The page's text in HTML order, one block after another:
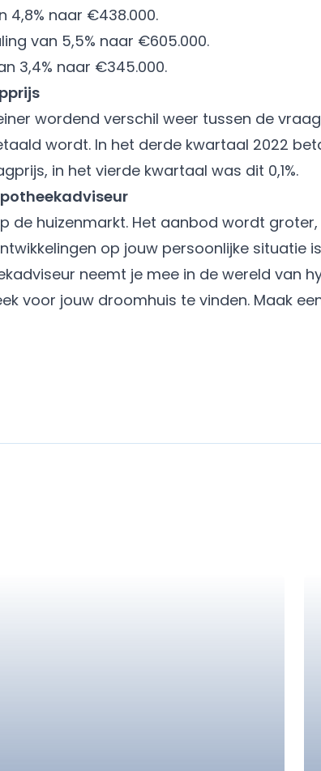
naar €438.000.
van 5,5% naar €605.000.
naar €345.000.
wordend verschil weer tussen de
wordt. In het derde kwartaal 2022
in het vierde kwartaal was dit 0,1%.
de huizenmarkt. Het aanbod wordt groter,
op jouw persoonlijke situatie
neemt je mee in de wereld van
voor jouw droomhuis te vinden. Maak